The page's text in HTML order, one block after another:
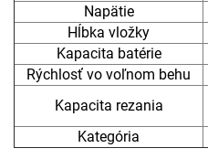
Napätie
Hĺbka vložky
Kapacita batérie
Rýchlosť vo voľnom behu
Kapacita rezania
Kategória